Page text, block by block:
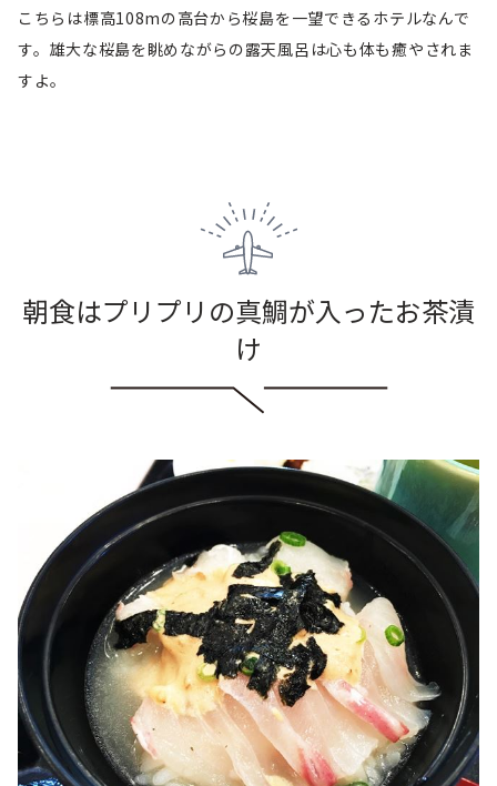
こちらは標高108mの高台から桜島を一望できるホテルなんで
す。雄大な桜島を眺めながらの露天風呂は心も体も癒やされま
すよ。
朝食はプリプリの真鯛が入ったお茶漬
け